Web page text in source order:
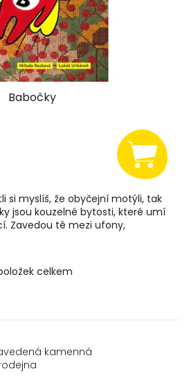
Babočky
si myslíš, že obyčejní motýli, tak
jsou kouzelné bytosti, které umí
Zavedou tě mezi ufony,
O
c
í
celkem
kamenná